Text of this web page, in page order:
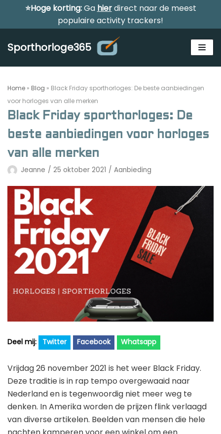
Meteen
inhoud
⭐Hoge korting:Ga hierdirect naar de meest
populaire activity trackers!
Sporthorloge365
Alle sporthorloges
Activity tracker
Smartwatches
Horloge voor kinderen
Gezondheidshorloge
Golfhorloge
Accessoires
Vergelijk
Reviews
Amazfit
Apple
Fitbit
Garmin
Samsung
Suunto
Withings
Xiaomi
Nieuws
Persbericht
Training
Home » Blog » Black Friday sporthorloges: De beste aanbiedingen
voor horloges van alle merken
Black Friday sporthorloges: De
beste aanbiedingen voor horloges
van alle merken
Jeanne 25 oktober 2021 Aanbieding
Twitter Facebook Whatsapp
Vrijdag 26 november 2021 is het weer Black Friday.
Deze traditie is in rap tempo overgewaaid naar
Nederland en is tegenwoordig niet meer weg te
denken. In Amerika worden de prijzen flink verlaagd
van diverse artikelen. Beelden van mensen die hele